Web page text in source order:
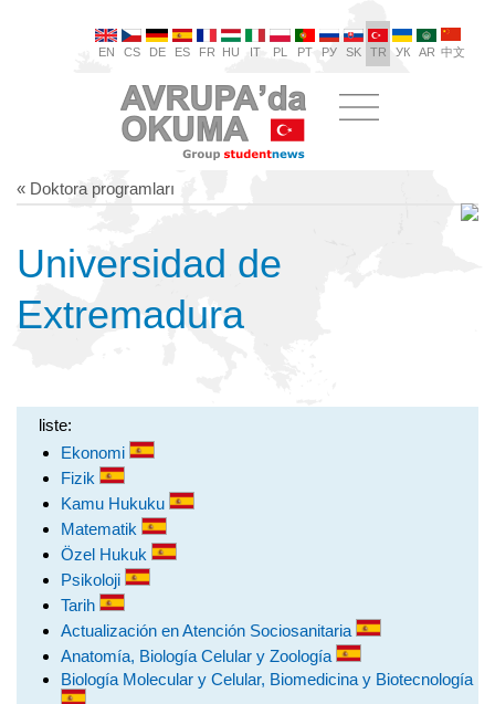
EN CS DE ES FR HU IT PL PT РУ SK TR УК AR 中文
« Doktora programları
Universidad de
Extremadura
liste:
Ekonomi
Fizik
Kamu Hukuku
Matematik
Özel Hukuk
Psikoloji
Tarih
Actualización en Atención Sociosanitaria
Anatomía, Biología Celular y Zoología
Biología Molecular y Celular, Biomedicina y Biotecnología